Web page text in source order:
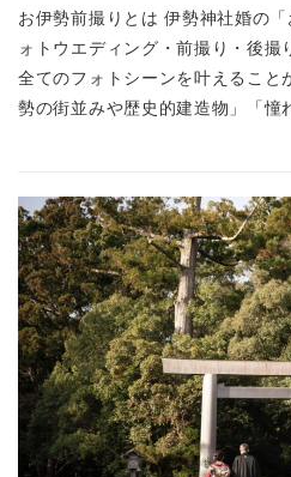
お伊勢前撮りとは 伊勢神社婚の
ォトウエディング・前撮り・後撮
全てのフォトシーンを叶えること
勢の街並みや歴史的建造物」「